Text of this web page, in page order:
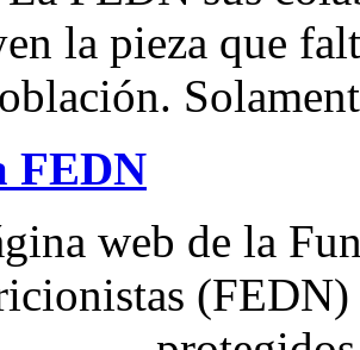
la pieza que
FEDN
web de la
(FEDN)